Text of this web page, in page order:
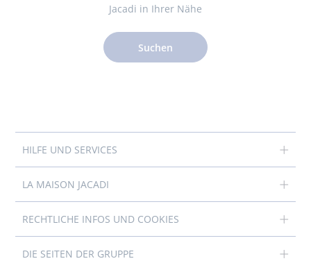
Jacadi in Ihrer Nähe
Suchen
HILFE UND SERVICES
LA MAISON JACADI
RECHTLICHE INFOS UND COOKIES
DIE SEITEN DER GRUPPE